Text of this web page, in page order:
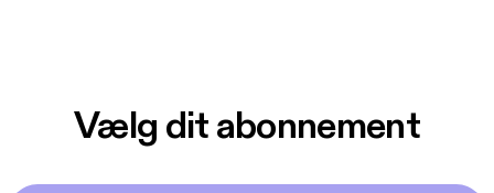
Vælg dit abonnement